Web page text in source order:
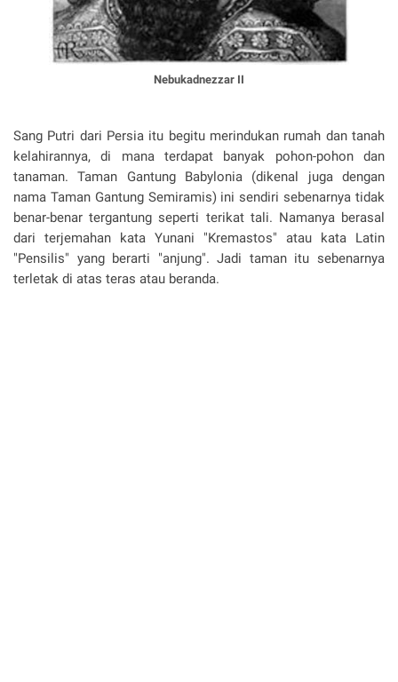
Nebukadnezzar II
Sang Putri dari Persia itu begitu merindukan rumah dan tanah
kelahirannya, di mana terdapat banyak pohon-pohon dan
tanaman. Taman Gantung Babylonia (dikenal juga dengan
nama Taman Gantung Semiramis) ini sendiri sebenarnya tidak
benar-benar tergantung seperti terikat tali. Namanya berasal
dari terjemahan kata Yunani "Kremastos" atau kata Latin
"Pensilis" yang berarti "anjung". Jadi taman itu sebenarnya
terletak di atas teras atau beranda.